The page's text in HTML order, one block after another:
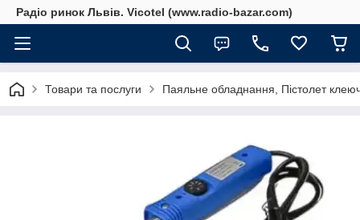
Радіо ринок Львів. Vicotel (www.radio-bazar.com)
Товари та послуги Паяльне обладнання, Пістолет